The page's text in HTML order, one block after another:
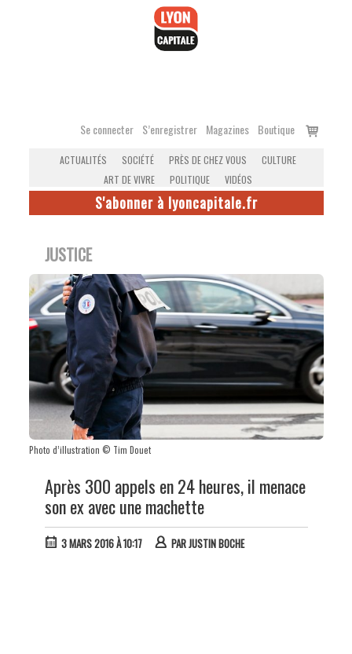
Se connecter S’enregistrer Magazines Boutique
Voir
ACTUALITÉS SOCIÉTÉ PRÈS DE CHEZ VOUS
CULTURE
ART DE VIVRE
POLITIQUE VIDÉOS
S'abonner à lyoncapitale.fr
JUSTICE
Photo d’illustration © Tim Douet
Après 300 appels en 24 heures, il menace
son ex avec une machette
3 MARS 2016 À 10:17 PARJUSTIN BOCHE